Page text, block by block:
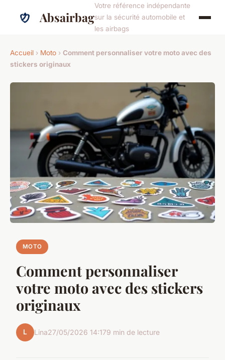
Absairbag
Votre référence indépendante
sur la sécurité automobile et
les airbags
Accueil › Moto › Comment personnaliser votre moto avec des
stickers originaux
MOTO
Comment personnaliser
votre moto avec des stickers
originaux
L Lina27/05/2026 14:179 min de lecture